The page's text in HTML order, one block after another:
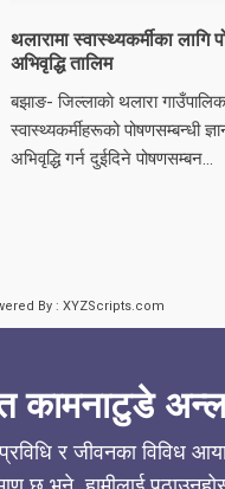
थलारामा स्वास्थ्यकर्मीका लागि
अभिवृद्धि तालिम
बझाङ- जिल्लाकाे थलारा
स्वास्थ्यकर्मीहरूको पोषणसम्बन्धी
अभिवृद्धि गर्न दुईदिने पोषणसम्बन...
By : XYZScripts.com
कामनाटुडे
र जीवनका विविध